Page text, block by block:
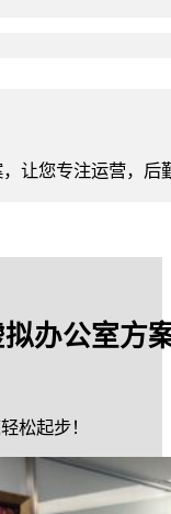
让您专注运营，后
办公室方
松起步！